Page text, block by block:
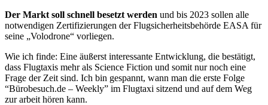
Der Markt soll schnell besetzt werden und bis 2023 sollen alle
notwendigen Zertifizierungen der Flugsicherheitsbehörde EASA für
seine „Volodrone“ vorliegen.
Wie ich finde: Eine äußerst interessante Entwicklung, die bestätigt,
dass Flugtaxis mehr als Science Fiction und somit nur noch eine
Frage der Zeit sind. Ich bin gespannt, wann man die erste Folge
“Bürobesuch.de – Weekly” im Flugtaxi sitzend und auf dem Weg
zur arbeit hören kann.